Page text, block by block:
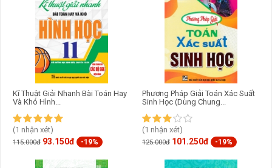
Kĩ Thuật Giải Nhanh Bài Toán Hay
Và Khó Hình...
(1 nhận xét)
115.000đ 93.150đ -19%
Phương Pháp Giải Toán Xác Suất
Sinh Học (Dùng Chung...
(1 nhận xét)
125.000đ 101.250đ -19%